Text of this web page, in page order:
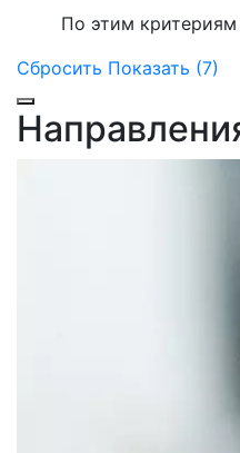
По этим критериям
Сбросить Показать (7)